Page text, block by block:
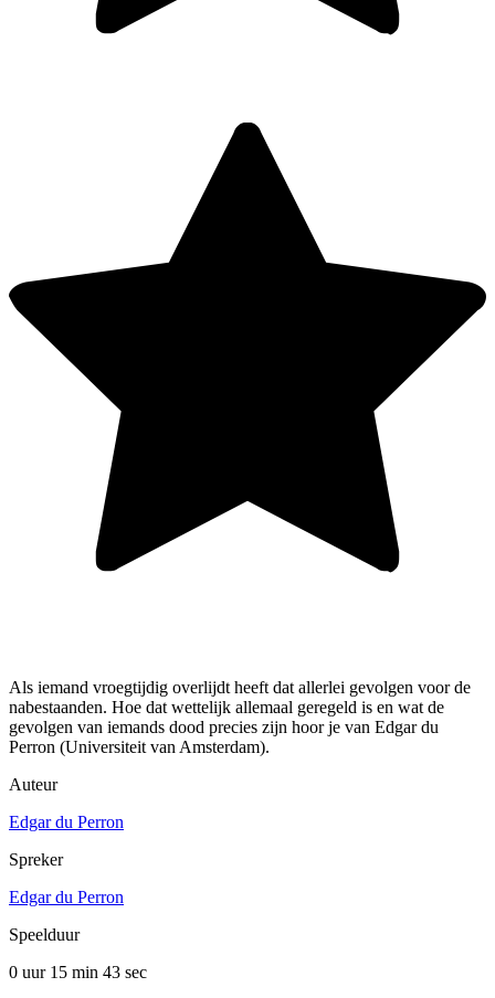
Als iemand vroegtijdig overlijdt heeft dat allerlei gevolgen voor de
nabestaanden. Hoe dat wettelijk allemaal geregeld is en wat de
gevolgen van iemands dood precies zijn hoor je van Edgar du
Perron (Universiteit van Amsterdam).
Auteur
Edgar du Perron
Spreker
Edgar du Perron
Speelduur
0 uur 15 min 43 sec